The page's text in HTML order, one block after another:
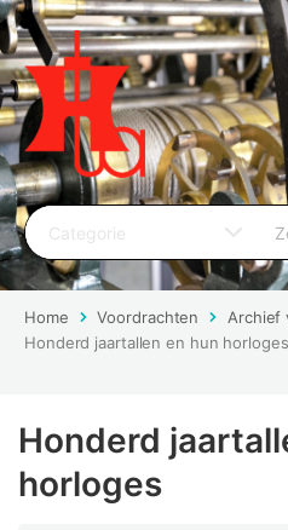
Home Voordrachten
Archief
Honderd jaartallen en hun horloges
Honderd
horloges